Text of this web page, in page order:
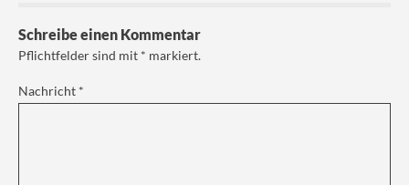
Schreibe einen Kommentar
Pflichtfelder sind mit * markiert.
Nachricht *